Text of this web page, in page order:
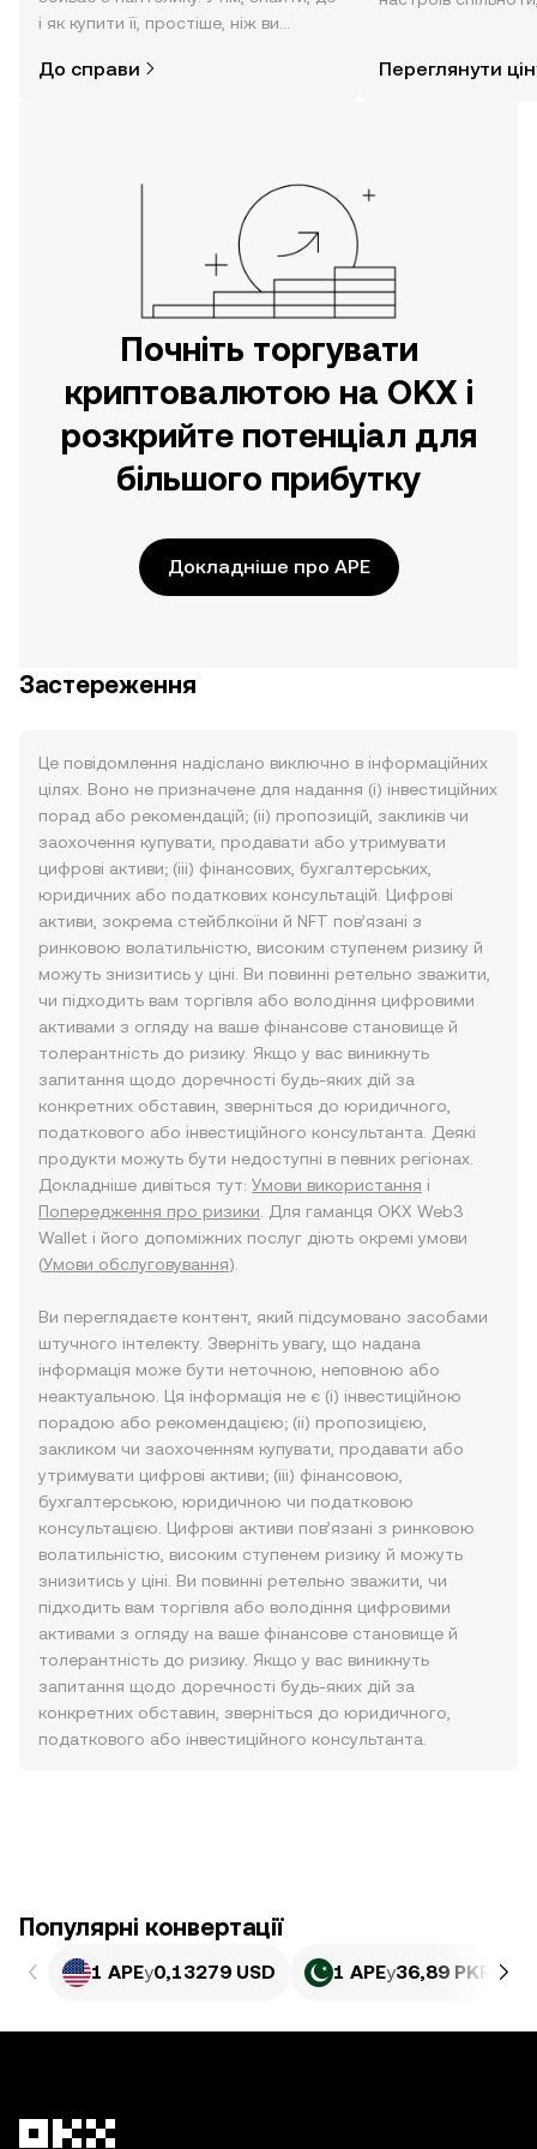
і як купити її, простіше, ніж ви
за допомогою застосунку OKX для
До справи Переглянути
Почніть торгувати
криптовалютою на OKX і
розкрийте потенціал для
більшого прибутку
Докладніше про APE
Застереження
Це повідомлення надіслано виключно в інформаційних
цілях. Воно не призначене для надання (i) інвестиційних
порад або рекомендацій; (ii) пропозицій, закликів чи
заохочення купувати, продавати або утримувати
цифрові активи; (iii) фінансових, бухгалтерських,
юридичних або податкових консультацій. Цифрові
активи, зокрема стейблкоїни й NFT пов’язані з
ринковою волатильністю, високим ступенем ризику й
можуть знизитись у ціні. Ви повинні ретельно зважити,
чи підходить вам торгівля або володіння цифровими
активами з огляду на ваше фінансове становище й
толерантність до ризику. Якщо у вас виникнуть
запитання щодо доречності будь-яких дій за
конкретних обставин, зверніться до юридичного,
податкового або інвестиційного консультанта. Деякі
продукти можуть бути недоступні в певних регіонах.
Докладніше дивіться тут: Умови використання і
Попередження про ризики . Для гаманця OKX Web3
Wallet і його допоміжних послуг діють окремі умови
(Умови обслуговування).
Ви переглядаєте контент, який підсумовано засобами
штучного інтелекту. Зверніть увагу, що надана
інформація може бути неточною, неповною або
неактуальною. Ця інформація не є (i) інвестиційною
порадою або рекомендацією; (ii) пропозицією,
закликом чи заохоченням купувати, продавати або
утримувати цифрові активи; (iii) фінансовою,
бухгалтерською, юридичною чи податковою
консультацією. Цифрові активи пов’язані з ринковою
волатильністю, високим ступенем ризику й можуть
знизитись у ціні. Ви повинні ретельно зважити, чи
підходить вам торгівля або володіння цифровими
активами з огляду на ваше фінансове становище й
толерантність до ризику. Якщо у вас виникнуть
запитання щодо доречності будь-яких дій за
конкретних обставин, зверніться до юридичного,
податкового або інвестиційного консультанта.
Популярні конвертації
1 APEу0,13279 USD 1 APEу36,89 PKR